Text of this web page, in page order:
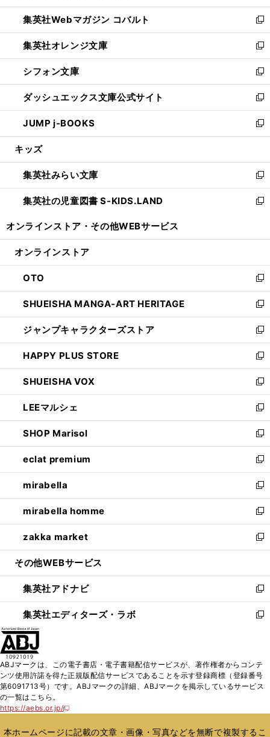
開
く
ウ
で
開
く
ン
ド
ウ
で
開
く
ウ
ィ
ン
ド
ウ
で
開
く
集英社Webマガジン コバルト
新
し
い
ウ
ィ
ン
ド
ウ
で
開
集英社オレンジ文庫
新
し
い
ウ
ィ
ン
ド
ウ
開
く
シフォン文庫
新
し
い
ウ
ィ
ン
ウ
で
開
く
ダッシュエックス文庫公式サイト
新
し
い
ウ
ン
ド
ウ
で
JUMP j-BOOKS
新
し
ウ
ィ
ン
ド
開
キッズ
集英社みらい文庫
新
し
い
ン
ウ
で
開
く
集英社の児童図書 S-KIDS.LAND
新
ウ
ン
ド
ウ
で
開
く
オンラインストア・ その他WEBサービス
オンラインストア
OTO
新
し
い
ウ
ィ
ン
ド
ウ
で
開
く
SHUEISHA MANGA-ART HERITAGE
新
し
い
ウ
ィ
ン
ド
ウ
で
開
く
ジャンプキャラクターズストア
新
し
い
ウ
ィ
ン
ド
ウ
で
開
く
HAPPY PLUS STORE
新
し
い
ウ
ィ
ン
ド
ウ
で
開
く
SHUEISHA VOX
新
し
い
ウ
ィ
ン
ド
ウ
で
開
く
LEEマルシェ
新
し
い
ウ
ィ
ン
ド
ウ
で
開
く
SHOP Marisol
新
し
い
ウ
ィ
ン
ド
ウ
で
開
eclat premium
新
し
い
ウ
ィ
ン
ド
ウ
開
く
mirabella
新
し
い
ウ
ィ
ン
ウ
で
開
く
mirabella homme
新
し
い
ウ
ン
ド
ウ
で
zakka market
新
し
ウ
ィ
ン
ド
く
その他WEBサービス
集英社アドナビ
新
し
い
ド
ウ
で
集英社エディターズ・ラボ
新
ィ
ン
ド
開
ABJマークは、この電子書店・電子書籍配信サービスが、著作権者からコンテ
ンツ使用許諾を得た正規版配信サービスであることを示す登録商標（登録番号
第6091713号）です。ABJマークの詳細、ABJマークを掲示しているサービス
の一覧はこちら。
https://aebs.or.jp/
新
い
本ホームページに記載の文章・画像・写真などを無断で複製するこ